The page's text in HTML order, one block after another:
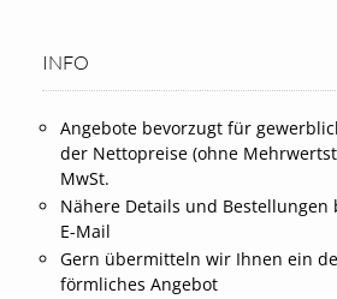
INFO
Angebote bevorzugt für
der Nettopreise (ohne
MwSt.
Nähere Details und
E-Mail
Gern übermitteln wir Ihnen ein
förmliches Angebot